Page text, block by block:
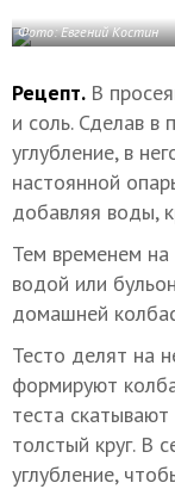
Фото: Евгений Костин
Рецепт. В
и соль. Сделав в
углубление, в
настоянной
добавляя воды,
Тем временем на
водой или
домашней
Тесто делят на
формируют
теста
толстый круг. В
углубление,